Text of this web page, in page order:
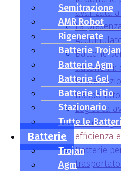
Semitrazione
AMR Robot
Rigenerate
Batterie Trojan
Batterie Agm
Batterie Gel
Batterie Litio
Stazionario
Tutte le
Batterie
Trojan
Agm
avanzata
La
Batterie
autonomi:
le
Logistica
batterie
efficienza
Batterie